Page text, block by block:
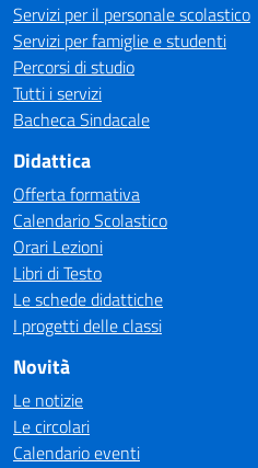
Servizi per il personale scolastico
Servizi per famiglie e studenti
Percorsi di studio
Tutti i servizi
Bacheca Sindacale
Didattica
Offerta formativa
Calendario Scolastico
Orari Lezioni
Libri di Testo
Le schede didattiche
I progetti delle classi
Novità
Le notizie
Le circolari
Calendario eventi